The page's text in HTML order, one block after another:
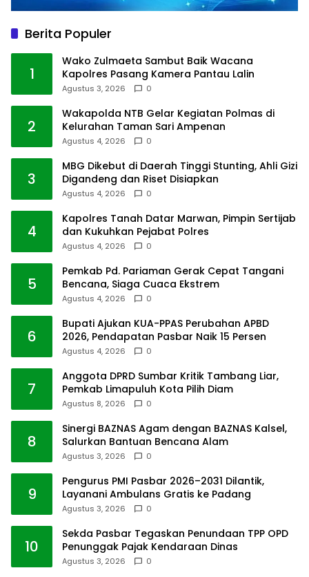
Berita Populer
1
Wako Zulmaeta Sambut Baik Wacana
Kapolres Pasang Kamera Pantau Lalin
Agustus 3, 2026 0
2
Wakapolda NTB Gelar Kegiatan Polmas di
Kelurahan Taman Sari Ampenan
Agustus 4, 2026 0
3
MBG Dikebut di Daerah Tinggi Stunting, Ahli Gizi
Digandeng dan Riset Disiapkan
Agustus 4, 2026 0
4
Kapolres Tanah Datar Marwan, Pimpin Sertijab
dan Kukuhkan Pejabat Polres
Agustus 4, 2026 0
5
Pemkab Pd. Pariaman Gerak Cepat Tangani
Bencana, Siaga Cuaca Ekstrem
Agustus 4, 2026 0
6
Bupati Ajukan KUA-PPAS Perubahan APBD
2026, Pendapatan Pasbar Naik 15 Persen
Agustus 4, 2026 0
7
Anggota DPRD Sumbar Kritik Tambang Liar,
Pemkab Limapuluh Kota Pilih Diam
Agustus 8, 2026 0
8
Sinergi BAZNAS Agam dengan BAZNAS Kalsel,
Salurkan Bantuan Bencana Alam
Agustus 3, 2026 0
9
Pengurus PMI Pasbar 2026–2031 Dilantik,
Layanani Ambulans Gratis ke Padang
Agustus 3, 2026 0
10
Sekda Pasbar Tegaskan Penundaan TPP OPD
Penunggak Pajak Kendaraan Dinas
Agustus 3, 2026 0